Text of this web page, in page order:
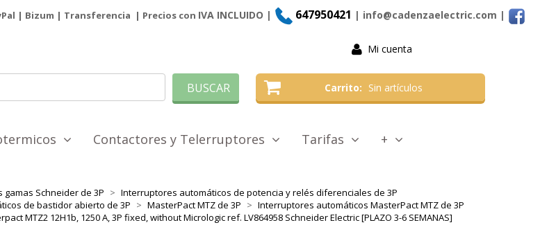
| Bizum | Transferencia | Precios con IVA INCLUIDO | 647950421 | info@cadenzaelectric.com |
Mi cuenta
Carrito Sin artículos
BUSCAR
Contactores y Telerruptores Tarifas +
gamas Schneider de 3P
Interruptores automáticos de potencia y relés diferenciales de 3P
de bastidor abierto de 3P
MasterPact MTZ de 3P
Interruptores automáticos MasterPact MTZ de 3P
MTZ2 12H1b, 1250 A, 3P fixed, without Micrologic ref. LV864958 Schneider Electric [PLAZO 3-6 SEMANAS]